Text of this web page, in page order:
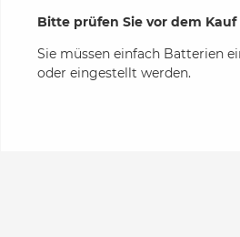
Bitte prüfen Sie vor dem
Sie müssen einfach Batterien
oder eingestellt werden.